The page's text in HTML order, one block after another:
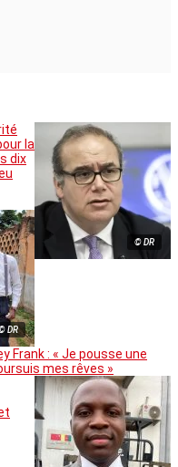
© DR
la
dix
DR
Frank : « Je pousse une
mes rêves »